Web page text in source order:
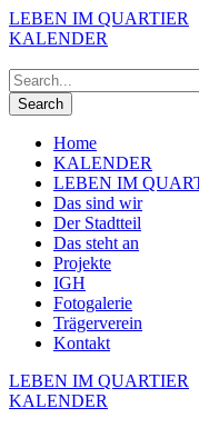
LEBEN IM QUARTIER
KALENDER
Home
KALENDER
LEBEN IM
Das sind wir
Der Stadtteil
Das steht an
Projekte
IGH
Fotogalerie
Trägerverein
Kontakt
LEBEN IM QUARTIER
KALENDER